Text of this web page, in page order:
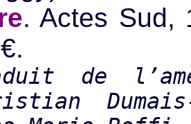
. Actes Sud,
de